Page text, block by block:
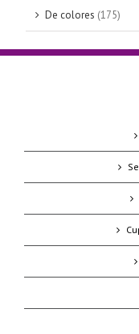
De colores (175)